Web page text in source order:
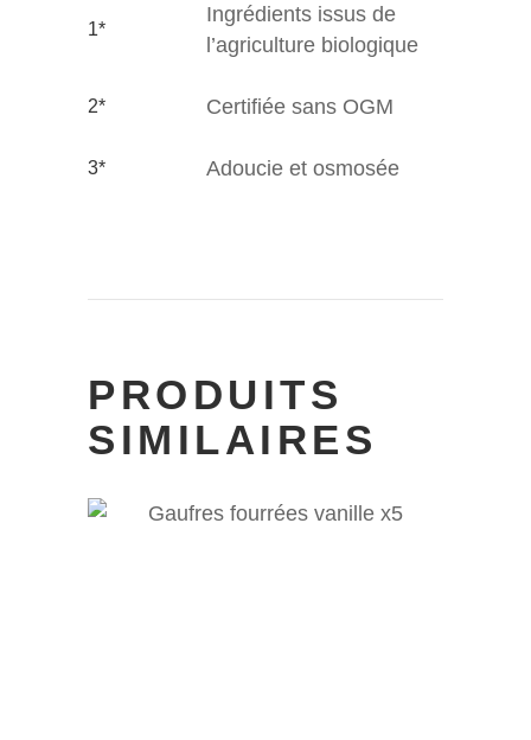
1*
Ingrédients issus de
l’agriculture biologique
2* Certifiée sans OGM
3* Adoucie et osmosée
PRODUITS
SIMILAIRES